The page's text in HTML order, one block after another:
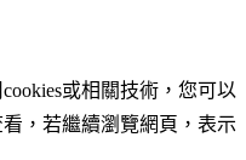
或相關技術，您可以
，若繼續瀏覽網頁，表示